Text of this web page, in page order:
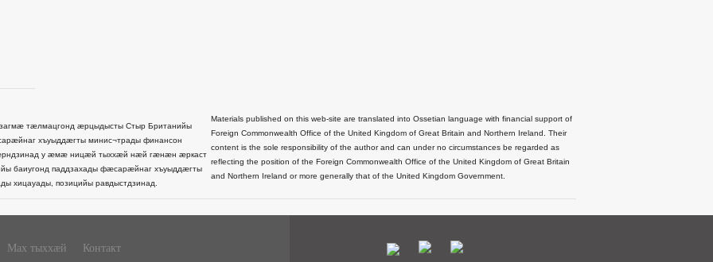
тæлмацгонд æрцыдысты Стыр Британийы
хъуыддæгты минис¬трады финансон
у æмæ ницæй тыххæй нæй гæнæн æркаст
баиугонд паддзахады фæсарæйнаг хъуыддæгты
хицауады, позицийы равдыстдзинад.
Materials published on this web-site are translated into Ossetian language with financial support of
Foreign Commonwealth Office of the United Kingdom of Great Britain and Northern Ireland. Their
content is the sole responsibility of the author and can under no circumstances be regarded as
reflecting the position of the Foreign Commonwealth Office of the United Kingdom of Great Britain
and Northern Ireland or more generally that of the United Kingdom Government.
Мах тыххæй Контакт